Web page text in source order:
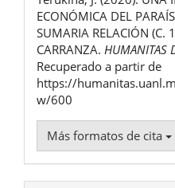
artículo
ECONÓMICA DEL
SUMARIA RELACIÓN (C.
CARRANZA. HUMANITAS
Recuperado a partir de
https://
w/600
Más formatos de cita